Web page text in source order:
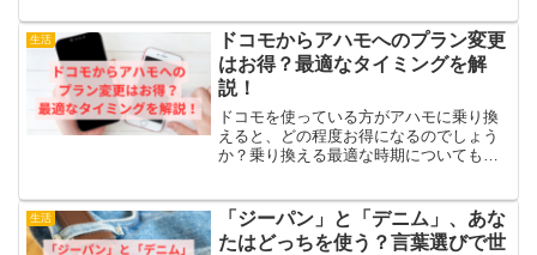
記事では、ジュレームの製品について以
下の点を詳しく...
生活
ドコモからアハモへのプラン変更
はお得？最適なタイミングを解
説！
ドコモを使っている方がアハモに乗り換
えると、どの程度お得になるのでしょう
か？乗り換える最適な時期についてもご
「アハモに切り替えたいけど、最適なタ
イミングは？」「切り替える...
生活
「ジーパン」と「デニム」、あな
たはどっちを使う？言葉選びで世